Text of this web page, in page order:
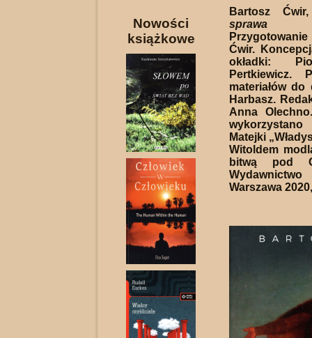
Nowości
książkowe
Bartosz
sprawa
Ćwir.
okładki:
Pertkiewicz.
materiałów
Harbasz.
Anna
Matejki
Witoldem
bitwą pod
Warszawa